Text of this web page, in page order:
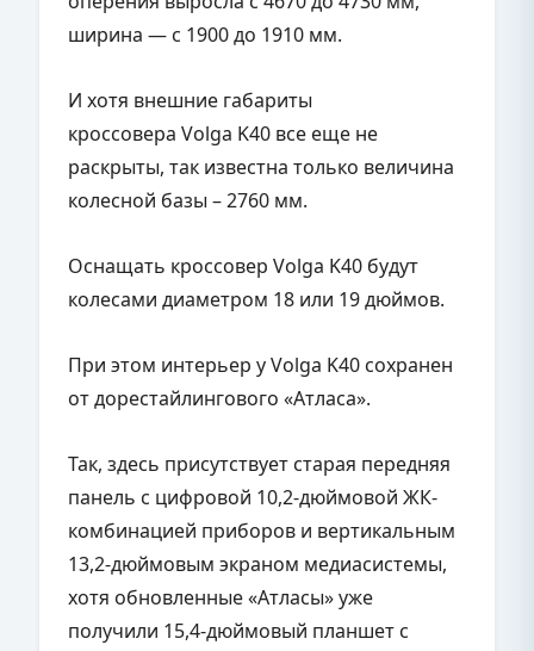
ширина — с 1900 до 1910 мм.
И хотя внешние габариты
кроссовера Volga K40 все еще не
раскрыты, так известна только величина
колесной базы – 2760 мм.
Оснащать кроссовер Volga K40 будут
колесами диаметром 18 или 19 дюймов.
При этом интерьер у Volga K40 сохранен
от дорестайлингового «Атласа».
Так, здесь присутствует старая передняя
панель с цифровой 10,2-дюймовой ЖК-
комбинацией приборов и вертикальным
13,2-дюймовым экраном медиасистемы,
хотя обновленные «Атласы» уже
получили 15,4-дюймовый планшет с